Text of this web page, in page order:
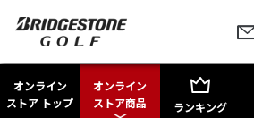
オンライン
ストア トップ
オンライン
ストア商品
ランキング